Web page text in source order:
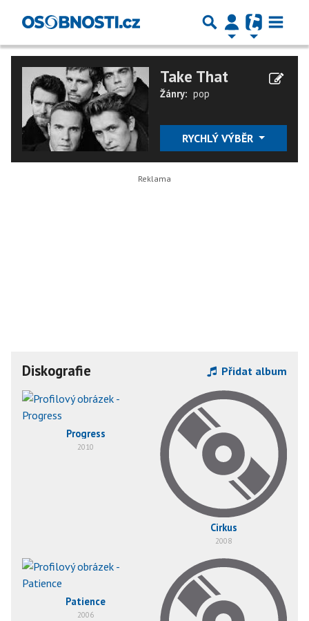
Take That
Žánry: pop
RYCHLÝ VÝBĚR
Diskografie Přidat album
Progress
2010
Cirkus
2008
Patience
2006